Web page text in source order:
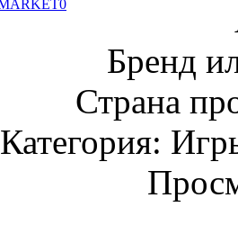
Бренд
Страна
Категория: